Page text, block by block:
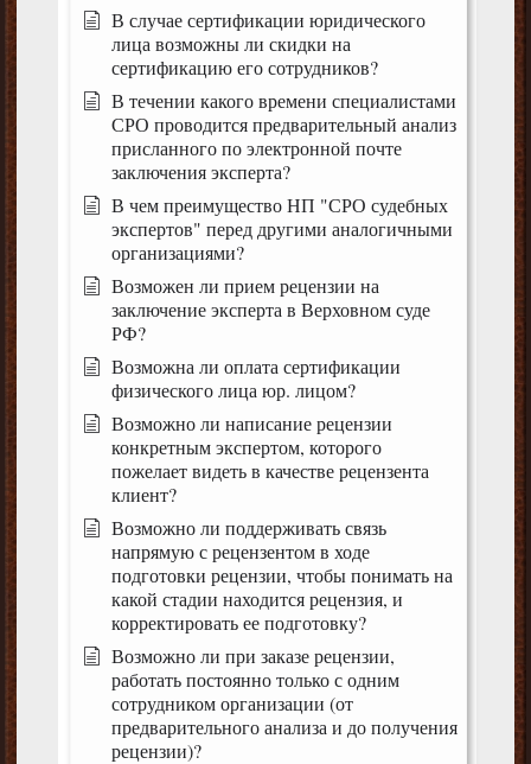
В случае сертификации юридического
лица возможны ли скидки на
сертификацию его сотрудников?
В течении какого времени специалистами
СРО проводится предварительный анализ
присланного по электронной почте
заключения эксперта?
В чем преимущество НП "СРО судебных
экспертов" перед другими аналогичными
организациями?
Возможен ли прием рецензии на
заключение эксперта в Верховном суде
РФ?
Возможна ли оплата сертификации
физического лица юр. лицом?
Возможно ли написание рецензии
конкретным экспертом, которого
пожелает видеть в качестве рецензента
клиент?
Возможно ли поддерживать связь
напрямую с рецензентом в ходе
подготовки рецензии, чтобы понимать на
какой стадии находится рецензия, и
корректировать ее подготовку?
Возможно ли при заказе рецензии,
работать постоянно только с одним
сотрудником организации (от
предварительного анализа и до получения
рецензии)?